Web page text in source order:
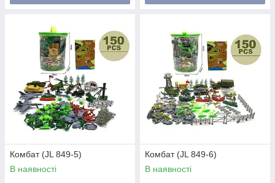
Комбат (JL 849-5)
В наявності
Комбат (JL 849-6)
В наявності